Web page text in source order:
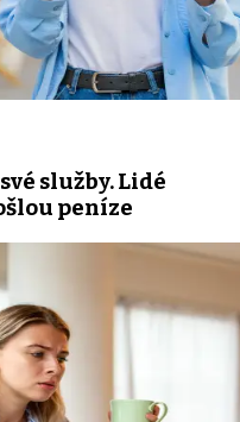
služby. Lidé
peníze